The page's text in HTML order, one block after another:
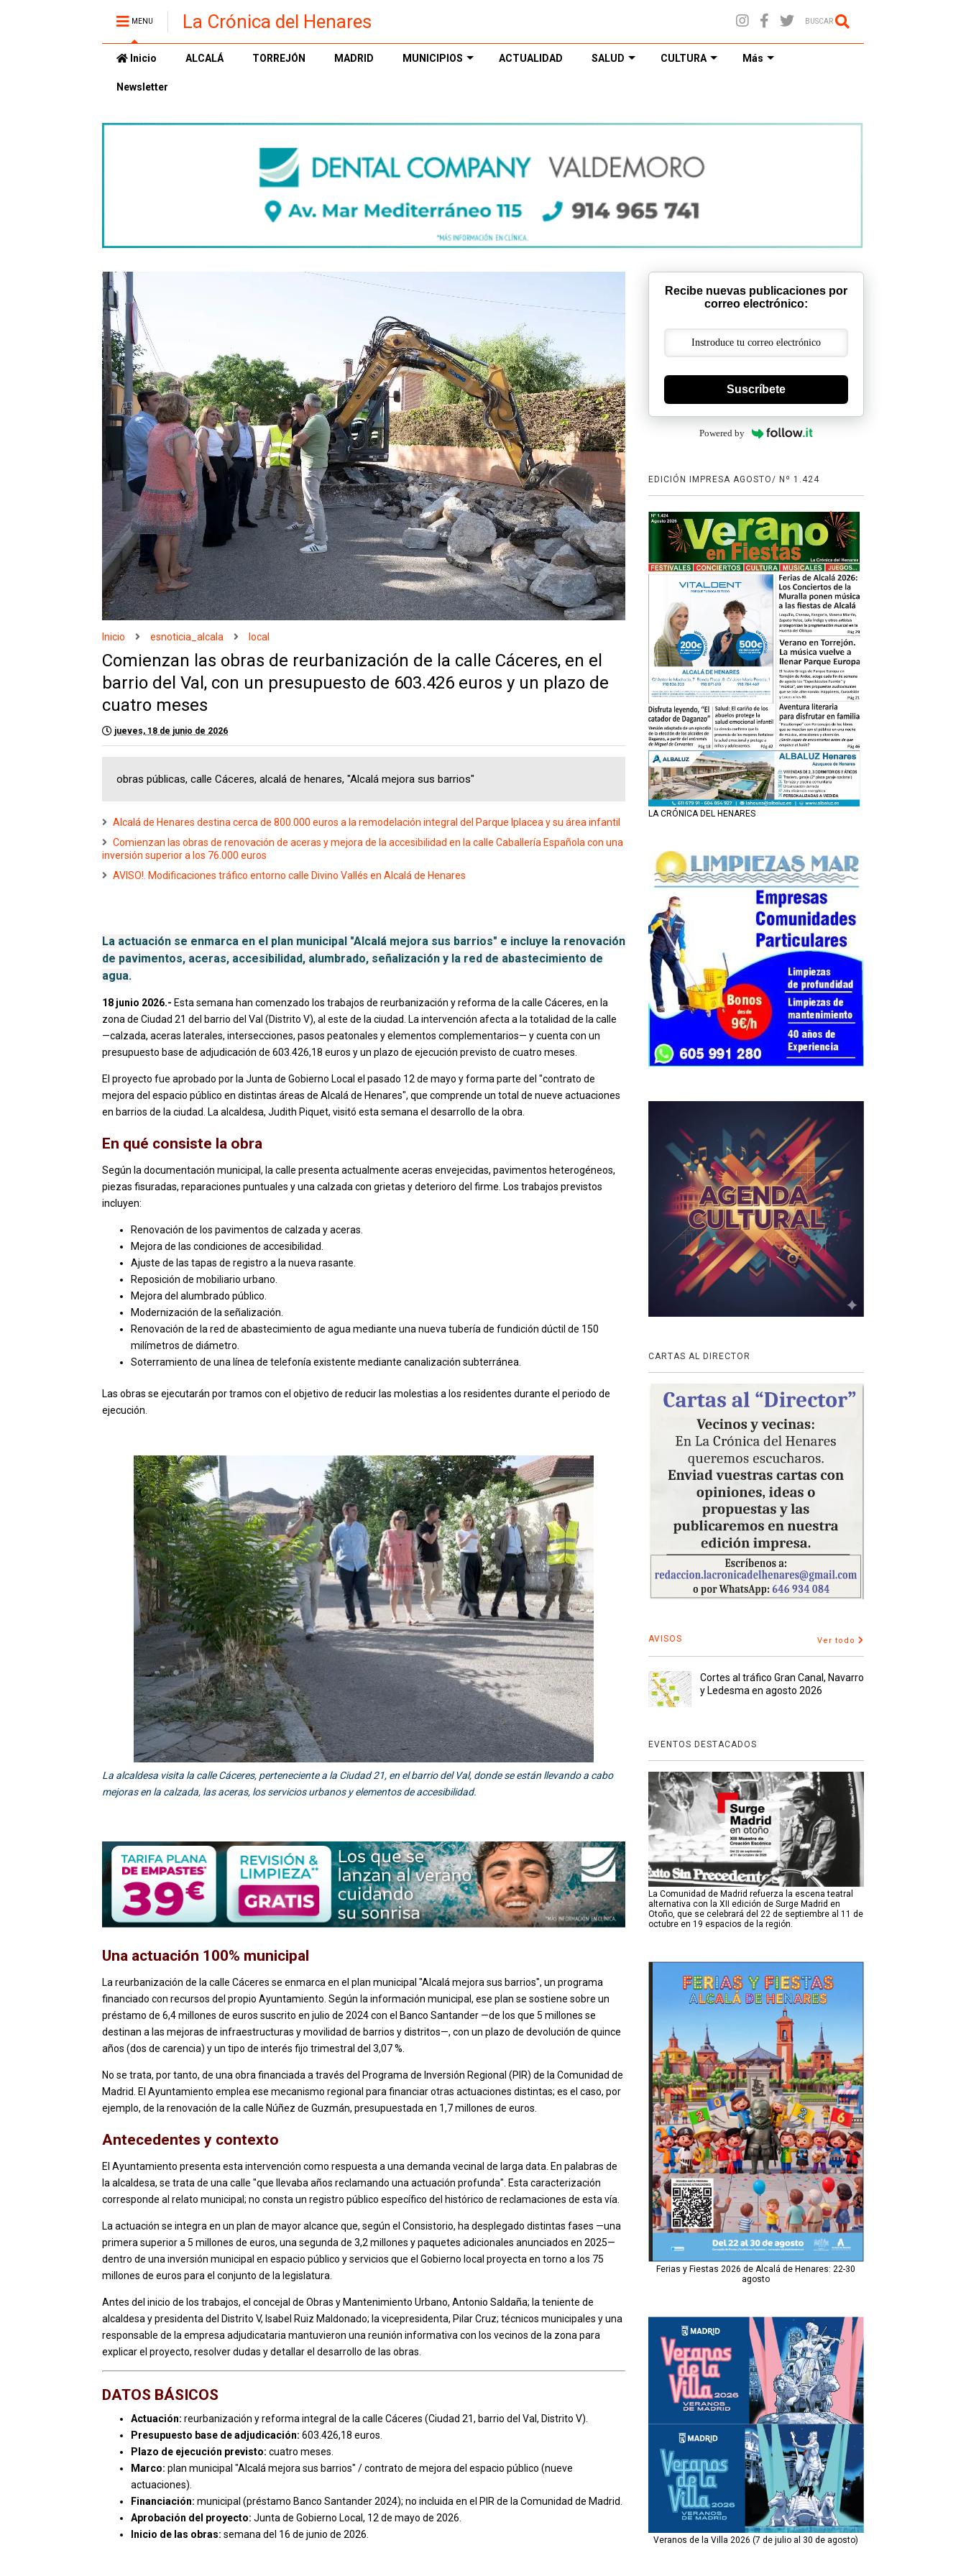
MENU La Crónica del Henares BUSCAR
Inicio ALCALÁ TORREJÓN MADRID MUNICIPIOS ACTUALIDAD SALUD CULTURA Más
Newsletter
Inicio esnoticia_alcala local
Comienzan las obras de reurbanización de la calle Cáceres, en el
barrio del Val, con un presupuesto de 603.426 euros y un plazo de
cuatro meses
jueves, 18 de junio de 2026
obras públicas, calle Cáceres, alcalá de henares, "Alcalá mejora sus barrios"
Alcalá de Henares destina cerca de 800.000 euros a la remodelación integral del Parque Iplacea y su área infantil
Comienzan las obras de renovación de aceras y mejora de la accesibilidad en la calle Caballería Española con una
inversión superior a los 76.000 euros
AVISO!. Modificaciones tráfico entorno calle Divino Vallés en Alcalá de Henares
La actuación se enmarca en el plan municipal "Alcalá mejora sus barrios" e incluye la renovación
de pavimentos, aceras, accesibilidad, alumbrado, señalización y la red de abastecimiento de
agua.
18 junio 2026.- Esta semana han comenzado los trabajos de reurbanización y reforma de la calle Cáceres, en la
zona de Ciudad 21 del barrio del Val (Distrito V), al este de la ciudad. La intervención afecta a la totalidad de la calle
—calzada, aceras laterales, intersecciones, pasos peatonales y elementos complementarios— y cuenta con un
presupuesto base de adjudicación de 603.426,18 euros y un plazo de ejecución previsto de cuatro meses.
El proyecto fue aprobado por la Junta de Gobierno Local el pasado 12 de mayo y forma parte del "contrato de
mejora del espacio público en distintas áreas de Alcalá de Henares", que comprende un total de nueve actuaciones
en barrios de la ciudad. La alcaldesa, Judith Piquet, visitó esta semana el desarrollo de la obra.
En qué consiste la obra
Según la documentación municipal, la calle presenta actualmente aceras envejecidas, pavimentos heterogéneos,
piezas fisuradas, reparaciones puntuales y una calzada con grietas y deterioro del firme. Los trabajos previstos
incluyen:
Renovación de los pavimentos de calzada y aceras.
Mejora de las condiciones de accesibilidad.
Ajuste de las tapas de registro a la nueva rasante.
Reposición de mobiliario urbano.
Mejora del alumbrado público.
Modernización de la señalización.
Renovación de la red de abastecimiento de agua mediante una nueva tubería de fundición dúctil de 150
milímetros de diámetro.
Soterramiento de una línea de telefonía existente mediante canalización subterránea.
Las obras se ejecutarán por tramos con el objetivo de reducir las molestias a los residentes durante el periodo de
ejecución.
La alcaldesa visita la calle Cáceres, perteneciente a la Ciudad 21, en el barrio del Val, donde se están llevando a cabo
mejoras en la calzada, las aceras, los servicios urbanos y elementos de accesibilidad.
Una actuación 100% municipal
La reurbanización de la calle Cáceres se enmarca en el plan municipal "Alcalá mejora sus barrios", un programa
financiado con recursos del propio Ayuntamiento. Según la información municipal, ese plan se sostiene sobre un
préstamo de 6,4 millones de euros suscrito en julio de 2024 con el Banco Santander —de los que 5 millones se
destinan a las mejoras de infraestructuras y movilidad de barrios y distritos—, con un plazo de devolución de quince
años (dos de carencia) y un tipo de interés fijo trimestral del 3,07 %.
No se trata, por tanto, de una obra financiada a través del Programa de Inversión Regional (PIR) de la Comunidad de
Madrid. El Ayuntamiento emplea ese mecanismo regional para financiar otras actuaciones distintas; es el caso, por
ejemplo, de la renovación de la calle Núñez de Guzmán, presupuestada en 1,7 millones de euros.
Antecedentes y contexto
El Ayuntamiento presenta esta intervención como respuesta a una demanda vecinal de larga data. En palabras de
la alcaldesa, se trata de una calle "que llevaba años reclamando una actuación profunda". Esta caracterización
corresponde al relato municipal; no consta un registro público específico del histórico de reclamaciones de esta vía.
La actuación se integra en un plan de mayor alcance que, según el Consistorio, ha desplegado distintas fases —una
primera superior a 5 millones de euros, una segunda de 3,2 millones y paquetes adicionales anunciados en 2025—
dentro de una inversión municipal en espacio público y servicios que el Gobierno local proyecta en torno a los 75
millones de euros para el conjunto de la legislatura.
Antes del inicio de los trabajos, el concejal de Obras y Mantenimiento Urbano, Antonio Saldaña; la teniente de
alcaldesa y presidenta del Distrito V, Isabel Ruiz Maldonado; la vicepresidenta, Pilar Cruz; técnicos municipales y una
responsable de la empresa adjudicataria mantuvieron una reunión informativa con los vecinos de la zona para
explicar el proyecto, resolver dudas y detallar el desarrollo de las obras.
DATOS BÁSICOS
Actuación: reurbanización y reforma integral de la calle Cáceres (Ciudad 21, barrio del Val, Distrito V).
Presupuesto base de adjudicación: 603.426,18 euros.
Plazo de ejecución previsto: cuatro meses.
Marco: plan municipal "Alcalá mejora sus barrios" / contrato de mejora del espacio público (nueve
actuaciones).
Financiación: municipal (préstamo Banco Santander 2024); no incluida en el PIR de la Comunidad de Madrid.
Aprobación del proyecto: Junta de Gobierno Local, 12 de mayo de 2026.
Inicio de las obras: semana del 16 de junio de 2026.
Recibe nuevas publicaciones por
correo electrónico:
Suscríbete
Powered by
EDICIÓN IMPRESA AGOSTO/ Nº 1.424
LA CRÓNICA DEL HENARES
CARTAS AL DIRECTOR
AVISOS Ver todo
Cortes al tráfico Gran Canal, Navarro
y Ledesma en agosto 2026
EVENTOS DESTACADOS
La Comunidad de Madrid refuerza la escena teatral
alternativa con la XII edición de Surge Madrid en
Otoño, que se celebrará del 22 de septiembre al 11 de
octubre en 19 espacios de la región.
Ferias y Fiestas 2026 de Alcalá de Henares: 22-30
agosto
Veranos de la Villa 2026 (7 de julio al 30 de agosto)